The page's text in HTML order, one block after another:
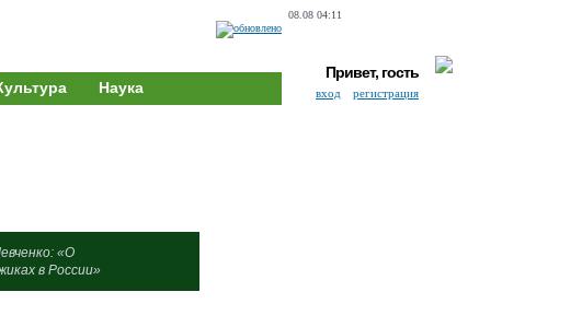
08.08 04:11
Наука
Привет, гость
вход регистрация
«О
в России»